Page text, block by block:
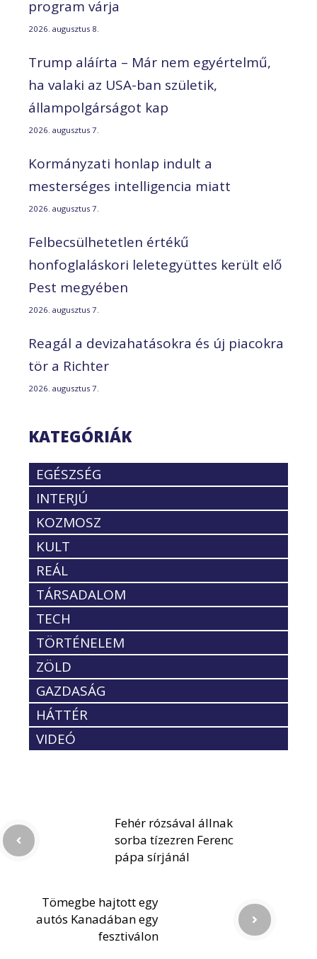
program várja
2026. augusztus 8.
Trump aláírta – Már nem egyértelmű,
ha valaki az USA-ban születik,
állampolgárságot kap
2026. augusztus 7.
Kormányzati honlap indult a
mesterséges intelligencia miatt
2026. augusztus 7.
Felbecsülhetetlen értékű
honfoglaláskori leletegyüttes került elő
Pest megyében
2026. augusztus 7.
Reagál a devizahatásokra és új piacokra
tör a Richter
2026. augusztus 7.
KATEGÓRIÁK
EGÉSZSÉG
INTERJÚ
KOZMOSZ
KULT
REÁL
TÁRSADALOM
TECH
TÖRTÉNELEM
ZÖLD
GAZDASÁG
HÁTTÉR
VIDEÓ
Fehér rózsával állnak
sorba tízezren Ferenc
pápa sírjánál
Tömegbe hajtott egy
autós Kanadában egy
fesztiválon